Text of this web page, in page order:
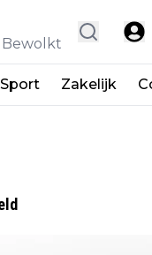
Sport Zakelijk